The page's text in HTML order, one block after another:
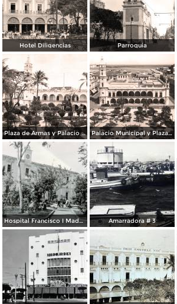
Hotel Diligencias Parroquia
Plaza de Armas y Palacio Municipal Palacio Municipal y Plaza de Armas
Hospital Francisco I Madero. Amarradora # 3